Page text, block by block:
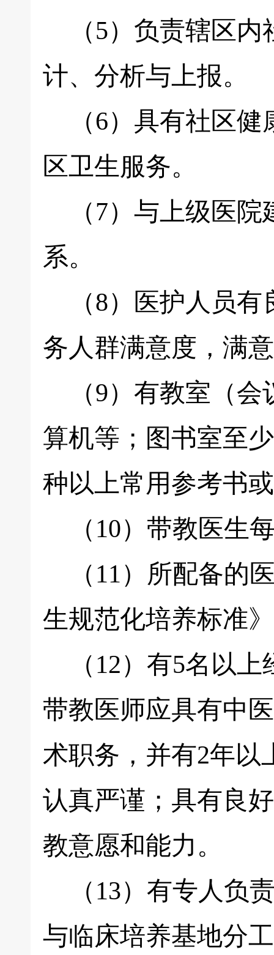
（5）负责辖区内
计、分析与上报。
（6）具有社区健
区卫生服务。
（7）与上级医院
系。
（8）医护人员有
务人群满意度，满
（9）有教室（会
算机等；图书室至
种以上常用参考书
（10）带教医生
（11）所配备的
生规范化培养标准
（12）有5名以上
带教医师应具有中
术职务，并有2年以
认真严谨；具有良
教意愿和能力。
（13）有专人负
与临床培养基地分